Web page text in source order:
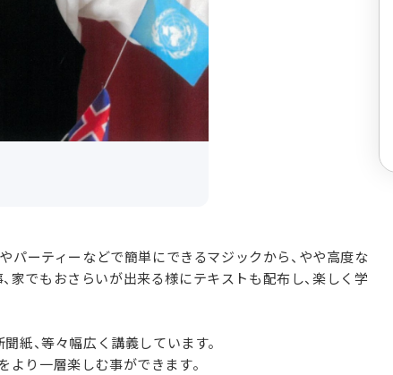
やパーティーなどで簡単にできるマジックから、やや高度な
家でもおさらいが出来る様にテキストも配布し、楽しく学
紙、等々幅広く講義しています。
より一層楽しむ事ができます。